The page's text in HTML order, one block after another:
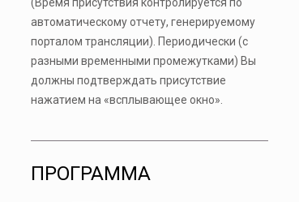
автоматическому отчету, генерируемому
порталом трансляции). Периодически (с
разными временными промежутками) Вы
должны подтверждать присутствие
нажатием на «всплывающее окно».
ПРОГРАММА